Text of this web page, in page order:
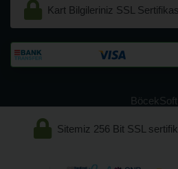
Kart Bilgileriniz SSL
BöcekSoft
Sitemiz 256 Bit SSL